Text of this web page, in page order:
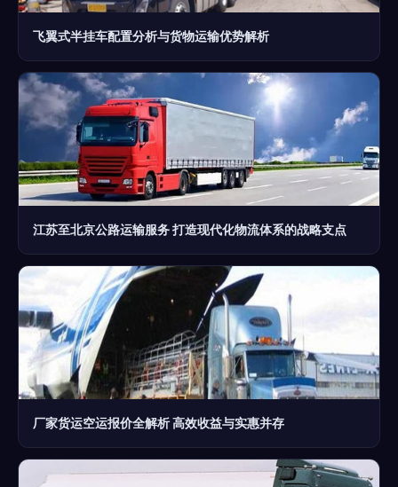
飞翼式半挂车配置分析与货物运输优势解析
江苏至北京公路运输服务 打造现代化物流体系的战略支点
厂家货运空运报价全解析 高效收益与实惠并存